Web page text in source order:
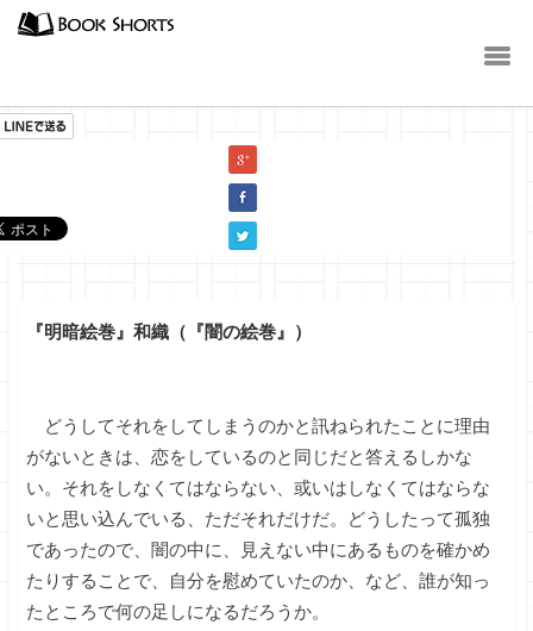
『明暗絵巻』和織（『闇の絵巻』）
どうしてそれをしてしまうのかと訊ねられたことに理由
がないときは、恋をしているのと同じだと答えるしかな
い。それをしなくてはならない、或いはしなくてはならな
いと思い込んでいる、ただそれだけだ。どうしたって孤独
であったので、闇の中に、見えない中にあるものを確かめ
たりすることで、自分を慰めていたのか、など、誰が知っ
たところで何の足しになるだろうか。